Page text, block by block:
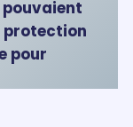
protection
pour